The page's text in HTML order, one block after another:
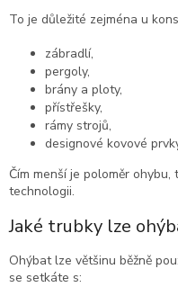
To je důležité zejména u
zábradlí,
pergoly,
brány a ploty,
přístřešky,
rámy strojů,
designové kovové
Čím menší je poloměr
technologii.
Jaké trubky lze
Ohýbat lze většinu běžně
se setkáte s: